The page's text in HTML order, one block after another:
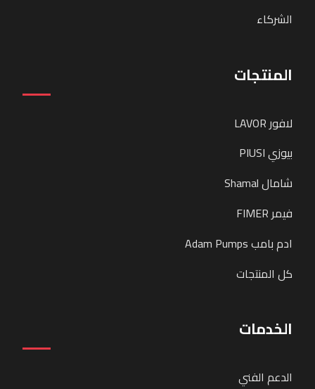
الشركاء
المنتجات
لافور LAVOR
بيوزي PIUSI
شامال Shamal
فيمر FIMER
ادم بامب Adam Pumps
كل المنتجات
الخدمات
الدعم الفني